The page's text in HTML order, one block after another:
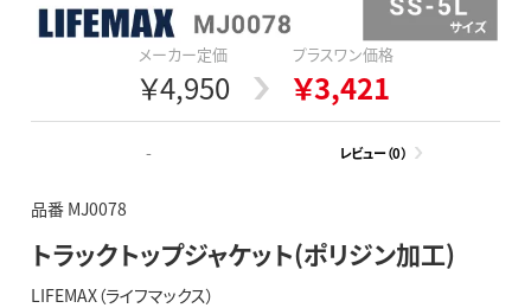
メーカー定価
￥4,950
プラスワン価格
￥3,421
- レビュー（0）
品番 MJ0078
トラックトップジャケット(ポリジン加工)
LIFEMAX（ライフマックス）